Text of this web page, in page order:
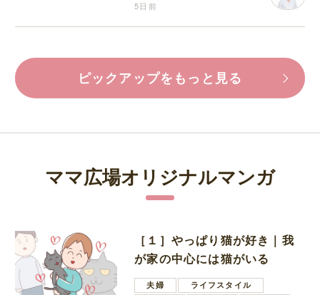
5日前
ピックアップをもっと見る
ママ広場オリジナルマンガ
［１］やっぱり猫が好き｜我
が家の中心には猫がいる
夫婦
ライフスタイル